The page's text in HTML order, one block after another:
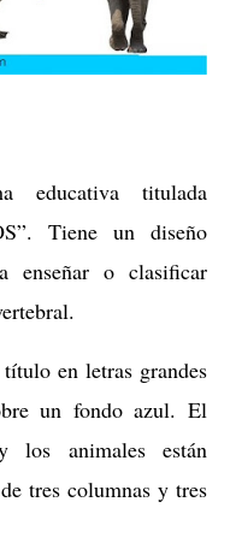
educativa titulada
. Tiene un diseño
enseñar o clasificar
en letras grandes
un fondo azul. El
los animales están
tres columnas y tres